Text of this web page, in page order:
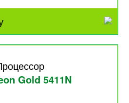
Gold 5411N